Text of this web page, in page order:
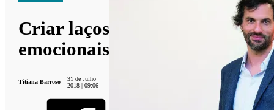
Criar laços
emocionais
Titiana Barroso
31 de Julho
2018 | 09:06